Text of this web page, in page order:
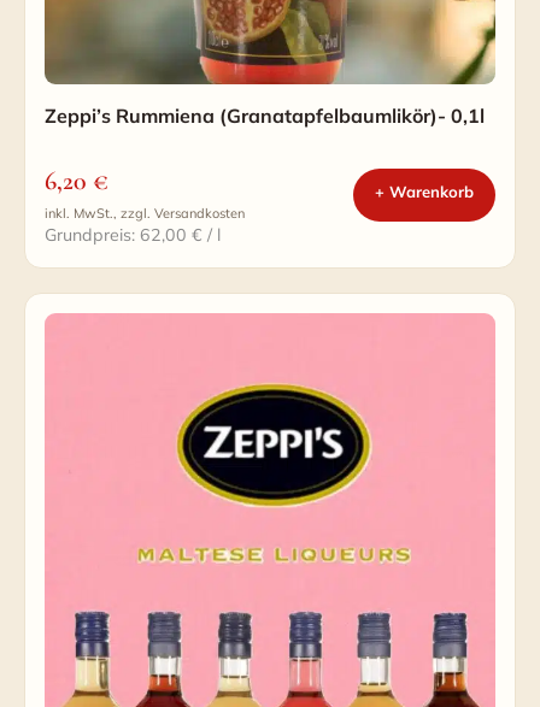
Zeppi’s Rummiena (Granatapfelbaumlikör)- 0,1l
6,20 €
inkl. MwSt., zzgl. Versandkosten
+ Warenkorb
Grundpreis: 62,00 € / l